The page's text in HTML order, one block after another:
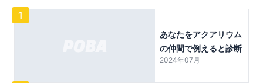
1
あなたをアクアリウム
の仲間で例えると診断
2024年07月